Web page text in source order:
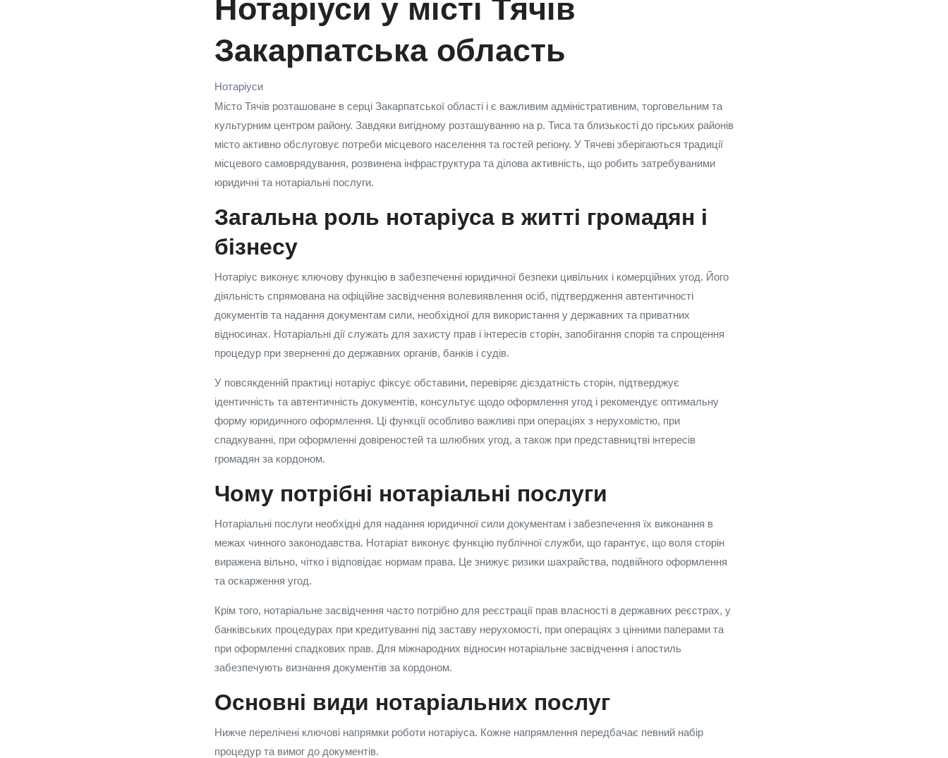
Нотаріуси у місті Тячів
Закарпатська область
Нотаріуси
Місто Тячів розташоване в серці Закарпатської області і є важливим адміністративним, торговельним та
культурним центром району. Завдяки вигідному розташуванню на р. Тиса та близькості до гірських районів
місто активно обслуговує потреби місцевого населення та гостей регіону. У Тячеві зберігаються традиції
місцевого самоврядування, розвинена інфраструктура та ділова активність, що робить затребуваними
юридичні та нотаріальні послуги.
Загальна роль нотаріуса в житті громадян і
бізнесу
Нотаріус виконує ключову функцію в забезпеченні юридичної безпеки цивільних і комерційних угод. Його
діяльність спрямована на офіційне засвідчення волевиявлення осіб, підтвердження автентичності
документів та надання документам сили, необхідної для використання у державних та приватних
відносинах. Нотаріальні дії служать для захисту прав і інтересів сторін, запобігання спорів та спрощення
процедур при зверненні до державних органів, банків і судів.
У повсякденній практиці нотаріус фіксує обставини, перевіряє дієздатність сторін, підтверджує
ідентичність та автентичність документів, консультує щодо оформлення угод і рекомендує оптимальну
форму юридичного оформлення. Ці функції особливо важливі при операціях з нерухомістю, при
спадкуванні, при оформленні довіреностей та шлюбних угод, а також при представництві інтересів
громадян за кордоном.
Чому потрібні нотаріальні послуги
Нотаріальні послуги необхідні для надання юридичної сили документам і забезпечення їх виконання в
межах чинного законодавства. Нотаріат виконує функцію публічної служби, що гарантує, що воля сторін
виражена вільно, чітко і відповідає нормам права. Це знижує ризики шахрайства, подвійного оформлення
та оскарження угод.
Крім того, нотаріальне засвідчення часто потрібно для реєстрації прав власності в державних реєстрах, у
банківських процедурах при кредитуванні під заставу нерухомості, при операціях з цінними паперами та
при оформленні спадкових прав. Для міжнародних відносин нотаріальне засвідчення і апостиль
забезпечують визнання документів за кордоном.
Основні види нотаріальних послуг
Нижче перелічені ключові напрямки роботи нотаріуса. Кожне напрямлення передбачає певний набір
процедур та вимог до документів.